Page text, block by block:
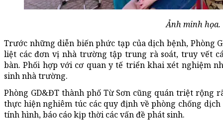
Ảnh minh họa.
Trước những diễn biến phức tạp của dịch bệnh, Phòng
liệt các đơn vị nhà trường tập trung rà soát, truy vết
bàn. Phối hợp với cơ quan y tế triển khai xét nghiệm
sinh nhà trường.
Phòng GD&ĐT thành phố Từ Sơn cũng quán triệt rộng
thực hiện nghiêm túc các quy định về phòng chống
tính hình, báo cáo kịp thời các vấn đề phát sinh.